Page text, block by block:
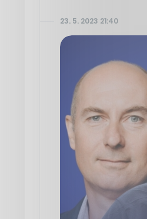
23. 5. 2023 21:40